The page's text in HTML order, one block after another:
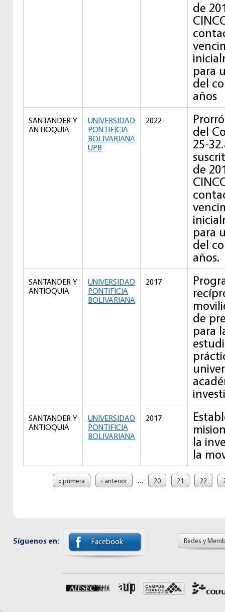
de
para
del
años
SANTANDER Y
ANTIOQUIA
UNIVERSIDAD
PONTIFICIA
BOLIVARIANA
UPB
2022
del
25-
de
para
del
años.
SANTANDER Y
ANTIOQUIA
UNIVERSIDAD
PONTIFICIA
BOLIVARIANA
2017
de
para
SANTANDER Y
ANTIOQUIA
UNIVERSIDAD
PONTIFICIA
BOLIVARIANA
2017
la
la
Páginas« primera ‹ anterior … 20 21 22
Síguenos en: Facebook Redes y